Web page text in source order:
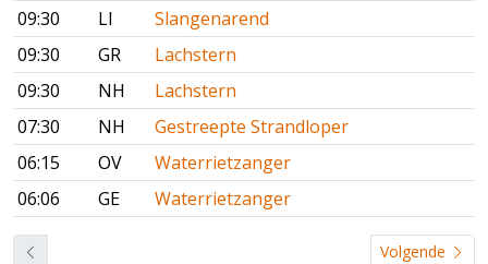
09:30
LI
Slangenarend
09:30
GR
Lachstern
09:30
NH
Lachstern
07:30
NH
Gestreepte Strandloper
06:15
OV
Waterrietzanger
06:06
GE Waterrietzanger
Volgende